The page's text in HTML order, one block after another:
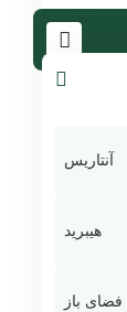
آنتاریس
هیبرید
فضای باز